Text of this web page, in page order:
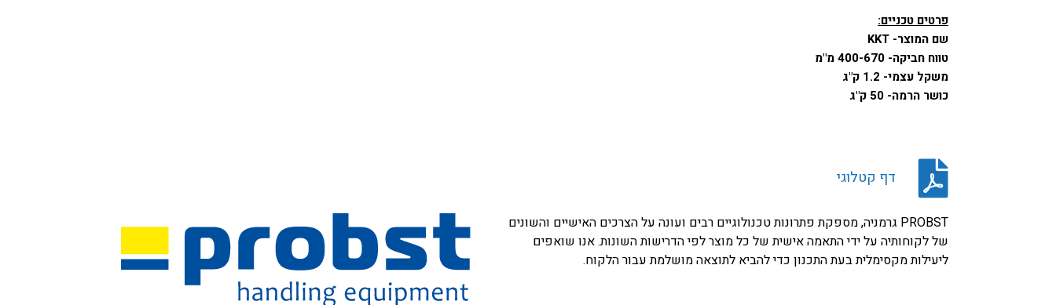
פרטים טכניים:
שם המוצר- KKT
טווח חביקה- 400-670 מ"מ
משקל עצמי- 1.2 ק"ג
כושר הרמה- 50 ק"ג
דף קטלוגי
PROBST גרמניה, מספקת פתרונות טכנולוגיים רבים ועונה על הצרכים האישיים והשונים
של לקוחותיה על ידי התאמה אישית של כל מוצר לפי הדרישות השונות. אנו שואפים
ליעילות מקסימלית בעת התכנון כדי להביא לתוצאה מושלמת עבור הלקוח.